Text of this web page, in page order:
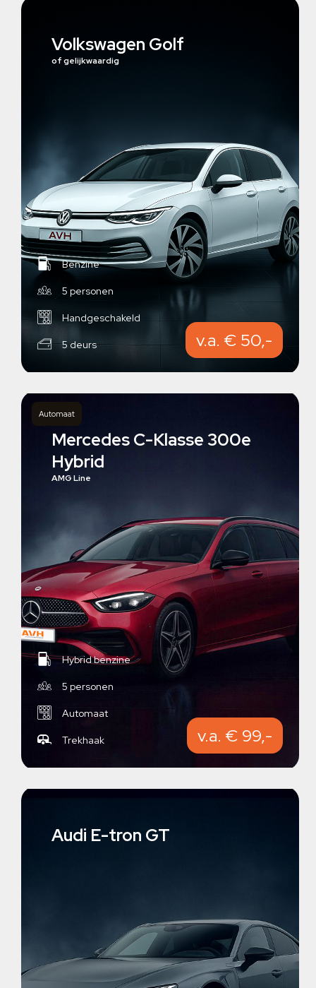
Volkswagen Golf
of gelijkwaardig
Benzine
5 personen
Handgeschakeld
5 deurs v.a. € 50,-
Automaat
Mercedes C-Klasse 300e
Hybrid
AMG Line
Hybrid benzine
5 personen
Automaat
Trekhaak v.a. € 99,-
Audi E-tron GT